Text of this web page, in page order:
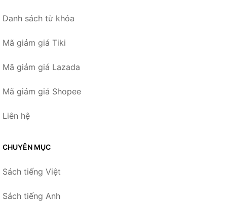
Danh sách từ khóa
Mã giảm giá Tiki
Mã giảm giá Lazada
Mã giảm giá Shopee
Liên hệ
CHUYÊN MỤC
Sách tiếng Việt
Sách tiếng Anh